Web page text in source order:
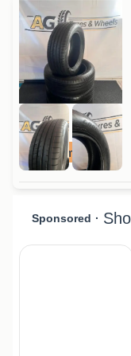
Gratis montage